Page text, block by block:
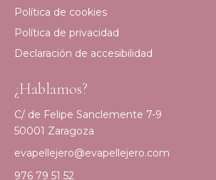
Política de cookies
Política de privacidad
Declaración de accesibilidad
¿Hablamos?
C/ de Felipe Sanclemente 7-9
50001 Zaragoza
evapellejero@evapellejero.com
976 79 51 52